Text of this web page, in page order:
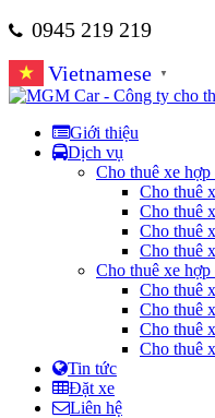
0945 219 219
Vietnamese
▼
Giới thiệu
Dịch vụ
Cho thuê xe hợp
Cho thuê
Cho thuê
Cho thuê
Cho thuê
Cho thuê xe hợp
Cho thuê
Cho thuê
Cho thuê
Cho thuê
Tin tức
Đặt xe
Liên hệ